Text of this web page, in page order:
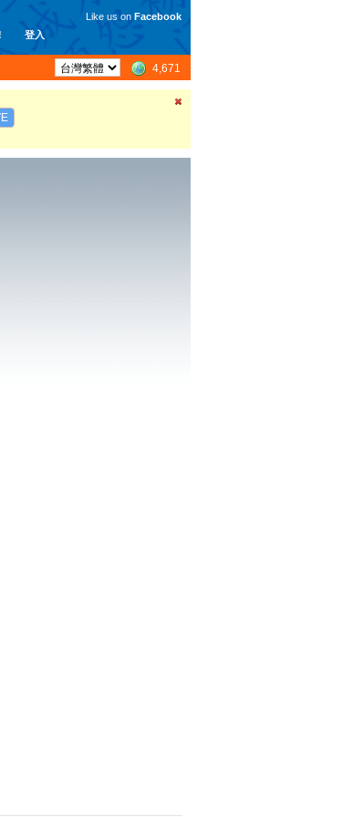
登入
Like us on Facebook
4,671